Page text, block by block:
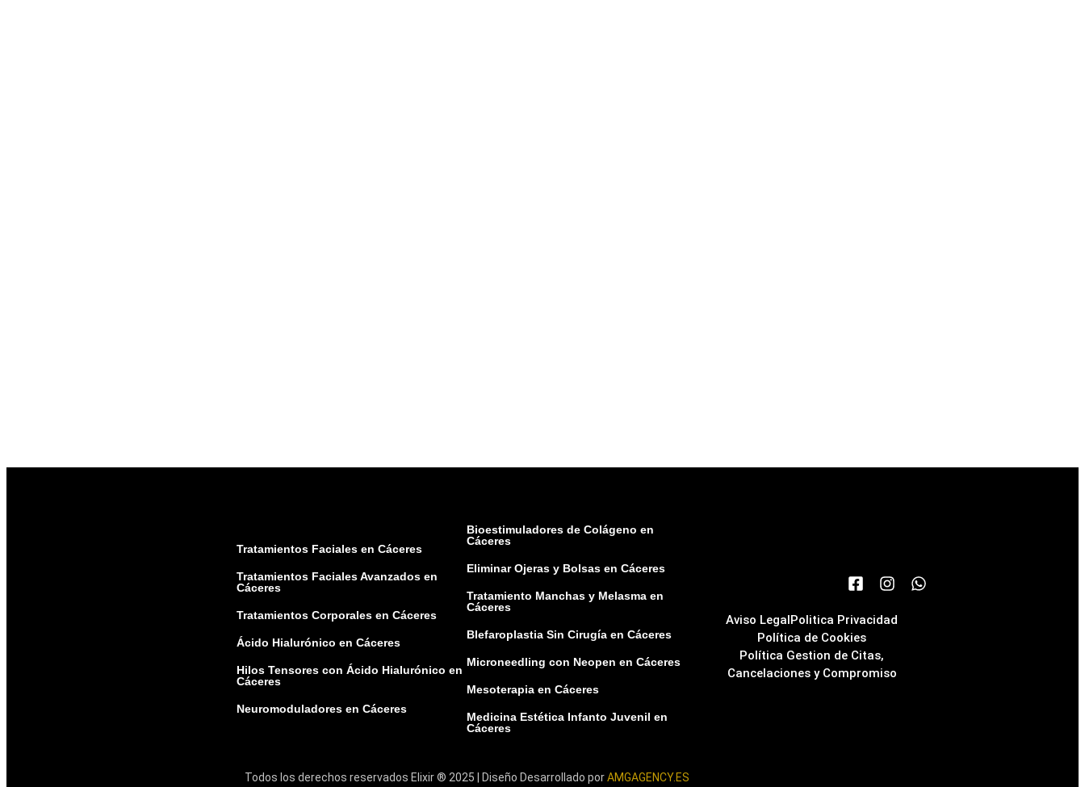
Tratamientos Faciales en Cáceres
Tratamientos Faciales Avanzados en
Cáceres
Tratamientos Corporales en Cáceres
Ácido Hialurónico en Cáceres
Hilos Tensores con Ácido Hialurónico en
Cáceres
Neuromoduladores en Cáceres
Bioestimuladores de Colágeno en
Cáceres
Eliminar Ojeras y Bolsas en Cáceres
Tratamiento Manchas y Melasma en
Cáceres
Blefaroplastia Sin Cirugía en Cáceres
Microneedling con Neopen en Cáceres
Mesoterapia en Cáceres
Medicina Estética Infanto Juvenil en
Cáceres
Aviso LegalPolitica Privacidad
Política de Cookies
Política Gestion de Citas,
Cancelaciones y Compromiso
Todos los derechos reservados Elixir ® 2025 | Diseño Desarrollado porAMGAGENCY.ES